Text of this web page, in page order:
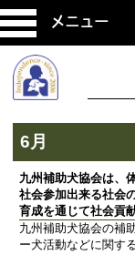
メニュー
6月
九州補助犬協会は、
社会参加出来る社会
育成を通じて社会貢
九州補助犬協会の補
ー犬活動などに関す